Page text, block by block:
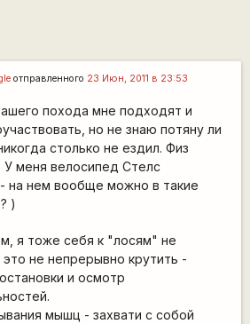
отправленного 23 Июн, 2011 в 23:53
похода мне подходят и
но не знаю потяну ли
столько не ездил. Физ
меня велосипед Стелс
на нем вообще можно в такие
)
я тоже себя к "лосям" не
не непрерывно крутить -
и осмотр
мышц - захвати с собой